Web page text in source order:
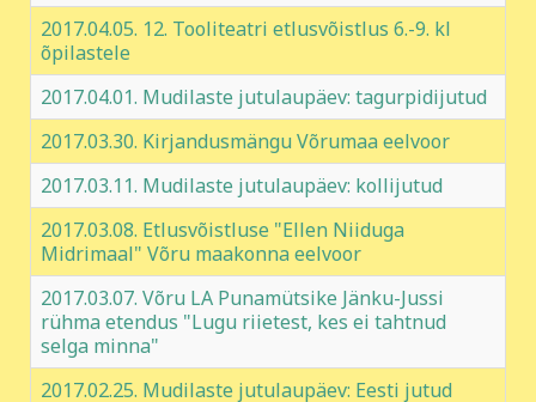
2017.04.05. 12. Tooliteatri etlusvõistlus 6.-9. kl
õpilastele
2017.04.01. Mudilaste jutulaupäev: tagurpidijutud
2017.03.30. Kirjandusmängu Võrumaa eelvoor
2017.03.11. Mudilaste jutulaupäev: kollijutud
2017.03.08. Etlusvõistluse "Ellen Niiduga
Midrimaal" Võru maakonna eelvoor
2017.03.07. Võru LA Punamütsike Jänku-Jussi
rühma etendus "Lugu riietest, kes ei tahtnud
selga minna"
2017.02.25. Mudilaste jutulaupäev: Eesti jutud